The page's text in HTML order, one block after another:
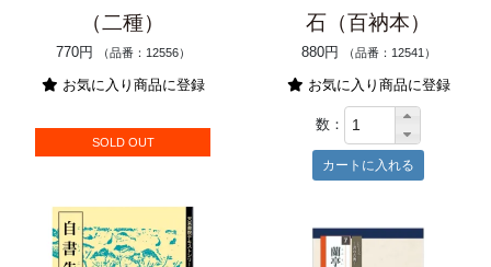
（二種）
770円 （品番：12556）
お気に入り商品に登録
SOLD OUT
石（百衲本）
880円 （品番：12541）
お気に入り商品に登録
数：